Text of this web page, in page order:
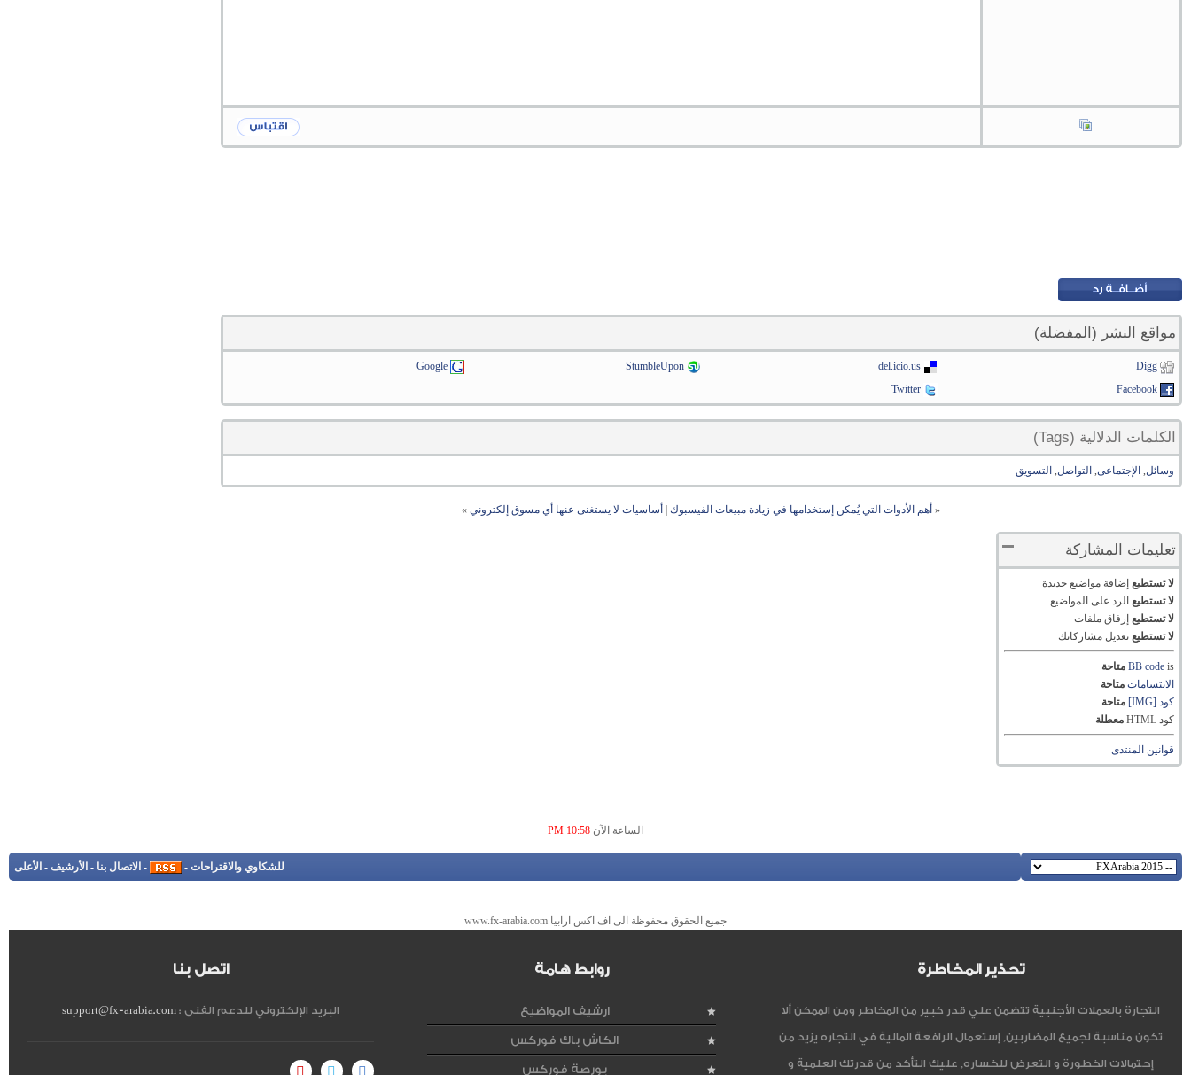
مواقع النشر (المفضلة)
Digg
del.icio.us
StumbleUpon
Google
Facebook
Twitter
الكلمات الدلالية (Tags)
وسائل, الإجتماعى, التواصل, التسويق
« أهم الأدوات التي يُمكن إستخدامها في زيادة مبيعات الفيسبوك| أساسيات لا يستغنى عنها أي مسوق إلكتروني »
تعليمات المشاركة
لا تستطيع إضافة مواضيع جديدة
لا تستطيع الرد على المواضيع
لا تستطيع إرفاق ملفات
لا تستطيع تعديل مشاركاتك
BB codeis
متاحة
الابتسامات متاحة
كود [IMG]
متاحة
كود HTML
معطلة
قوانين المنتدى
الساعة الآن 10:58 PM
للشكاوي والاقتراحات -
- الاتصال بنا - الأرشيف - الأعلى
جميع الحقوق محفوظة الى اف اكس ارابيا www.fx-arabia.com
تحذير المخاطرة
التجارة بالعملات الأجنبية تتضمن علي قدر كبير من المخاطر ومن الممكن ألا
تكون مناسبة لجميع المضاربين, إستعمال الرافعة المالية في التجاره يزيد من
إحتمالات الخطورة و التعرض للخساره, عليك التأكد من قدرتك العلمية و
روابط هامة
ارشيف المواضيع
الكاش باك فوركس
بورصة فوركس
اتصل بنا
البريد الإلكتروني للدعم الفنى :support@fx-arabia.com